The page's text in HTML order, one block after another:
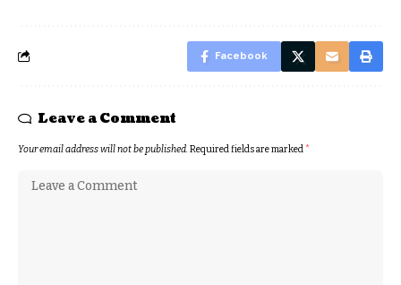
Facebook
Leave a Comment
Your email address will not be published.Required fields are marked*